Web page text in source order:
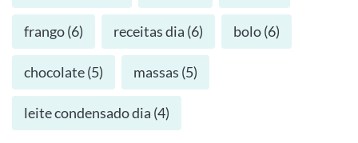
frango(6) receitas dia (6) bolo(6)
chocolate(5) massas (5)
leite condensado dia (4)